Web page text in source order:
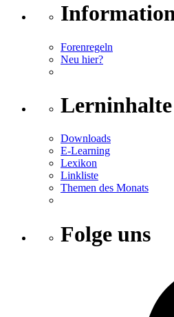
Forenregeln
Neu hier?
Lerninhalte
Downloads
E-Learning
Lexikon
Linkliste
Themen des Monats
Folge uns